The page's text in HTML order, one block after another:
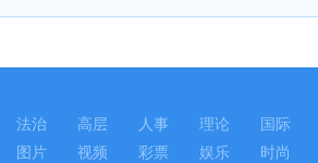
法治 高层 人事 理论 国际
图片 视频 彩票 娱乐 时尚